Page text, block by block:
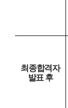
최종합격자
발표 후